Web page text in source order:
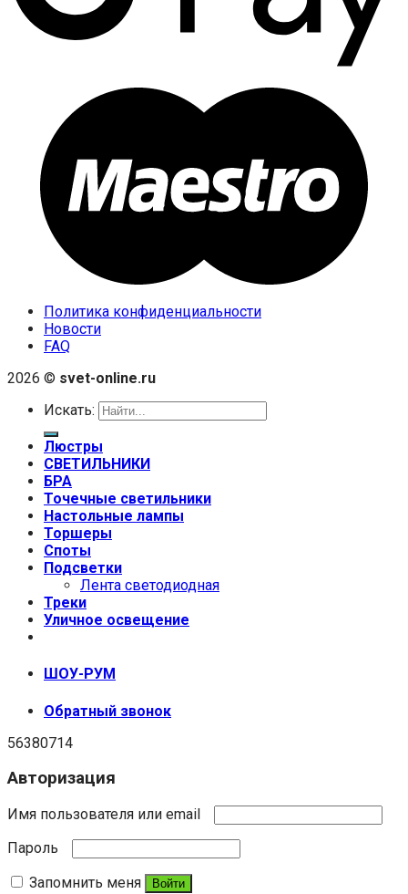
Политика конфиденциальности
Новости
FAQ
2026 © svet-online.ru
Искать:
Люстры
СВЕТИЛЬНИКИ
БРА
Точечные светильники
Настольные лампы
Торшеры
Споты
Подсветки
Лента светодиодная
Треки
Уличное освещение
ШОУ-РУМ
Обратный звонок
56380714
Авторизация
Имя пользователя или email
Пароль
Запомнить меня
Войти